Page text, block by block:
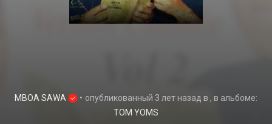
MBOA SAWA • опубликованный 3 лет назад в , в альбоме:
TOM YOMS